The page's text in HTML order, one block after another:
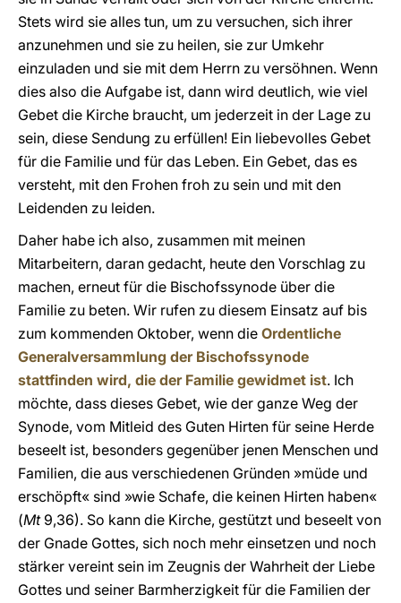
Stets wird sie alles tun, um zu versuchen, sich ihrer
anzunehmen und sie zu heilen, sie zur Umkehr
einzuladen und sie mit dem Herrn zu versöhnen. Wenn
dies also die Aufgabe ist, dann wird deutlich, wie viel
Gebet die Kirche braucht, um jederzeit in der Lage zu
sein, diese Sendung zu erfüllen! Ein liebevolles Gebet
für die Familie und für das Leben. Ein Gebet, das es
versteht, mit den Frohen froh zu sein und mit den
Leidenden zu leiden.
Daher habe ich also, zusammen mit meinen
Mitarbeitern, daran gedacht, heute den Vorschlag zu
machen, erneut für die Bischofssynode über die
Familie zu beten. Wir rufen zu diesem Einsatz auf bis
zum kommenden Oktober, wenn die Ordentliche
Generalversammlung der Bischofssynode
stattfinden wird, die der Familie gewidmet ist. Ich
möchte, dass dieses Gebet, wie der ganze Weg der
Synode, vom Mitleid des Guten Hirten für seine Herde
beseelt ist, besonders gegenüber jenen Menschen und
Familien, die aus verschiedenen Gründen »müde und
erschöpft« sind »wie Schafe, die keinen Hirten haben«
(Mt 9,36). So kann die Kirche, gestützt und beseelt von
der Gnade Gottes, sich noch mehr einsetzen und noch
stärker vereint sein im Zeugnis der Wahrheit der Liebe
Gottes und seiner Barmherzigkeit für die Familien der